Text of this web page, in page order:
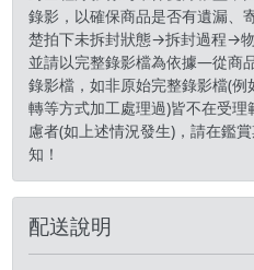
錄影，以確保商品是否有遺漏、
楚拍下未拆封狀態→拆封過程→
並請以完整錄影檔為依據—從商
錄影檔，如非原始完整錄影檔(
轉等方式加工處理過)皆不在受
慮者(如上述情況發生)，請在鑑
知！
配送說明